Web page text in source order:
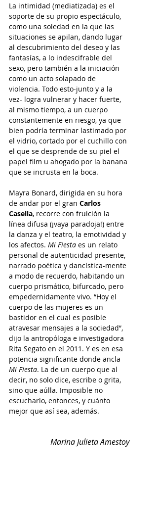
La intimidad (mediatizada) es el
soporte de su propio espectáculo,
como una soledad en la que las
situaciones se apilan, dando lugar
al descubrimiento del deseo y las
fantasías, a lo indescifrable del
sexo, pero también a la iniciación
como un acto solapado de
violencia. Todo esto-junto y a la
vez- logra vulnerar y hacer fuerte,
al mismo tiempo, a un cuerpo
constantemente en riesgo, ya que
bien podría terminar lastimado por
el vidrio, cortado por el cuchillo con
el que se desprende de su piel el
papel film u ahogado por la banana
que se incrusta en la boca.
Mayra Bonard, dirigida en su hora
de andar por el gran Carlos
Casella, recorre con fruición la
línea difusa (¡vaya paradoja!) entre
la danza y el teatro, la emotividad y
los afectos. Mi Fiesta es un relato
personal de autenticidad presente,
narrado poética y dancística-mente
a modo de recuerdo, habitando un
cuerpo prismático, bifurcado, pero
empedernidamente vivo. “Hoy el
cuerpo de las mujeres es un
bastidor en el cual es posible
atravesar mensajes a la sociedad”,
dijo la antropóloga e investigadora
Rita Segato en el 2011. Y es en esa
potencia significante donde ancla
Mi Fiesta. La de un cuerpo que al
decir, no solo dice, escribe o grita,
sino que aúlla. Imposible no
escucharlo, entonces, y cuánto
mejor que así sea, además.
Marina Julieta Amestoy